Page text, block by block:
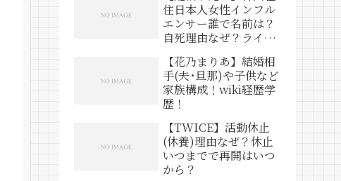
住日本人女性インフル
エンサー誰で名前は？
自死理由なぜ？ライブ
【花乃まりあ】結婚相
手(夫･旦那)や子供など
家族構成！wiki経歴学
歴！
【TWICE】活動休止
(休養)理由なぜ？休止
いつまでで再開はいつ
から？